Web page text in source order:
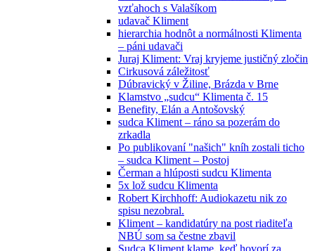
vzťahoch s Valašíkom
udavač Kliment
hierarchia hodnôt a normálnosti Klimenta
– páni udavači
Juraj Kliment: Vraj kryjeme justičný zločin
Cirkusová záležitosť
Dúbravický v Žiline, Brázda v Brne
Klamstvo „sudcu“ Klimenta č. 15
Benefity, Elán a Antošovský
sudca Kliment – ráno sa pozerám do
zrkadla
Po publikovaní "našich" kníh zostali ticho
– sudca Kliment – Postoj
Čerman a hlúposti sudcu Klimenta
5x lož sudcu Klimenta
Robert Kirchhoff: Audiokazetu nik zo
spisu nezobral.
Kliment – kandidatúry na post riaditeľa
NBÚ som sa čestne zbavil
Sudca Kliment klame, keď hovorí za